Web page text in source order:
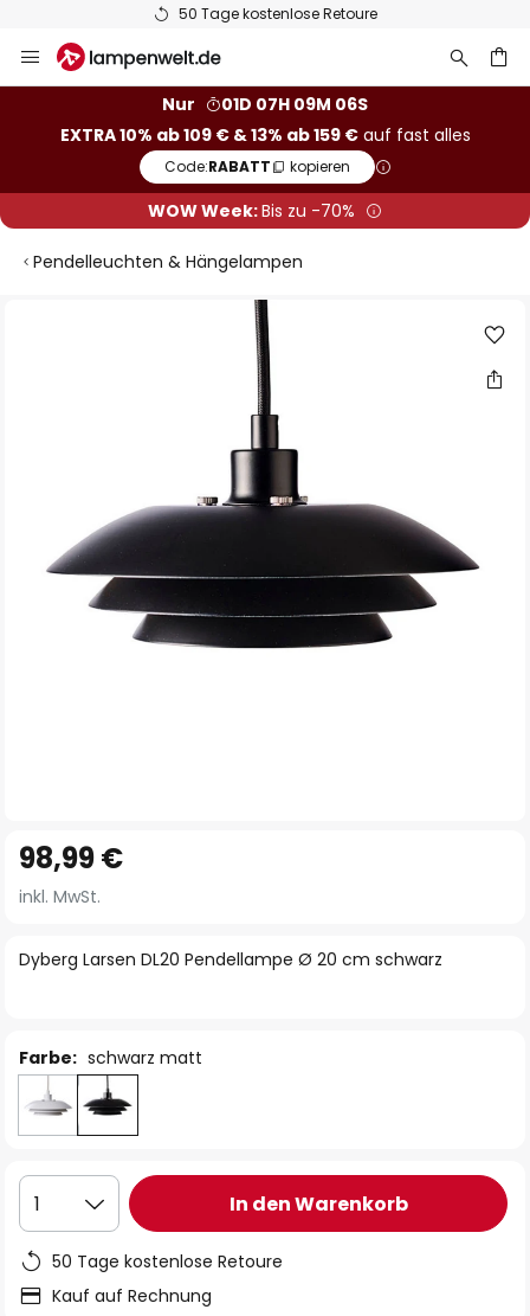
50 Tage kostenlose Retoure
Inhalt
Nur
01D 07H 09M 05S
EXTRA 10% ab 109 € & 13% ab 159 €auf fast alles
Code:RABATT kopieren
WOW Week:Bis zu -70%
Pendelleuchten & Hängelampen
Anfang
der
springen
Dyberg Larsen DL20 Pendellampe Ø 20 cm schwarz
98,99 €
inkl. MwSt.
Farbe: schwarz matt
1 In den Warenkorb
50 Tage kostenlose Retoure
Kauf auf Rechnung